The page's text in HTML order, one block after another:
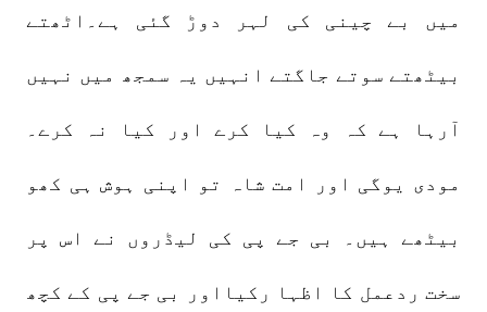
میں بے چینی کی لہر دوڑ گئی ہے۔اٹھتے
بیٹھتے سوتے جاگتے انہیں یہ سمجھ میں نہیں
آرہا ہے کہ وہ کیا کرے اور کیا نہ کرے۔
مودی یوگی اور امت شاہ تو اپنی ہوش ہی کھو
بیٹھے ہیں۔ بی جے پی کی لیڈروں نے اس پر
سخت ردعمل کا اظہا رکیااور بی جے پی کے کچھ